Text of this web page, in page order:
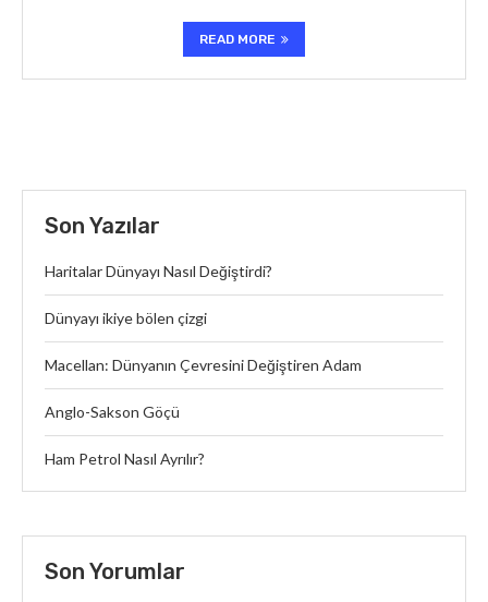
READ MORE
Son Yazılar
Haritalar Dünyayı Nasıl Değiştirdi?
Dünyayı ikiye bölen çizgi
Macellan: Dünyanın Çevresini Değiştiren Adam
Anglo-Sakson Göçü
Ham Petrol Nasıl Ayrılır?
Son Yorumlar